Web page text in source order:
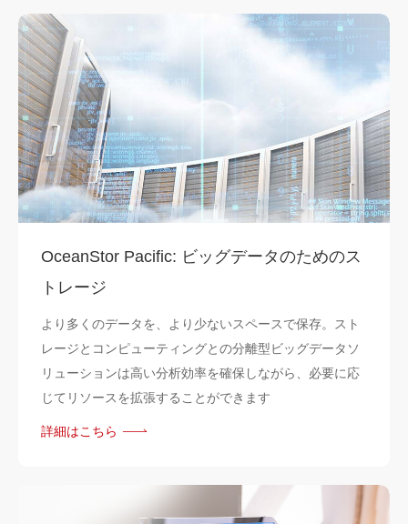
OceanStor Pacific: ビッグデータのためのス
トレージ
より多くのデータを、より少ないスペースで保存。スト
レージとコンピューティングとの分離型ビッグデータソ
リューションは高い分析効率を確保しながら、必要に応
じてリソースを拡張することができます
詳細はこちら